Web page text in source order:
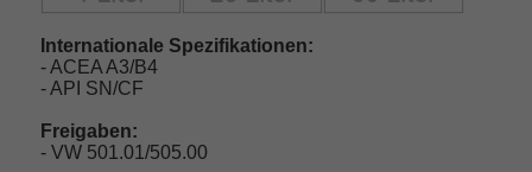
Internationale Spezifikationen:
- ACEA A3/B4
- API SN/CF
Freigaben:
- VW 501.01/505.00